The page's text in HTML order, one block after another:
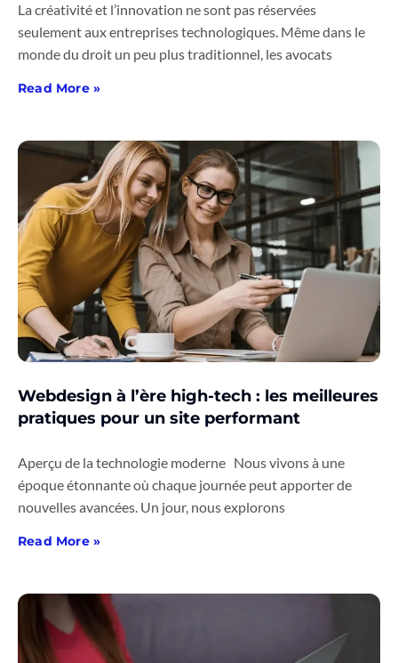
La créativité et l’innovation ne sont pas réservées
seulement aux entreprises technologiques. Même dans le
monde du droit un peu plus traditionnel, les avocats
Read More »
Webdesign à l’ère high-tech : les meilleures
pratiques pour un site performant
Aperçu de la technologie moderne Nous vivons à une
époque étonnante où chaque journée peut apporter de
nouvelles avancées. Un jour, nous explorons
Read More »